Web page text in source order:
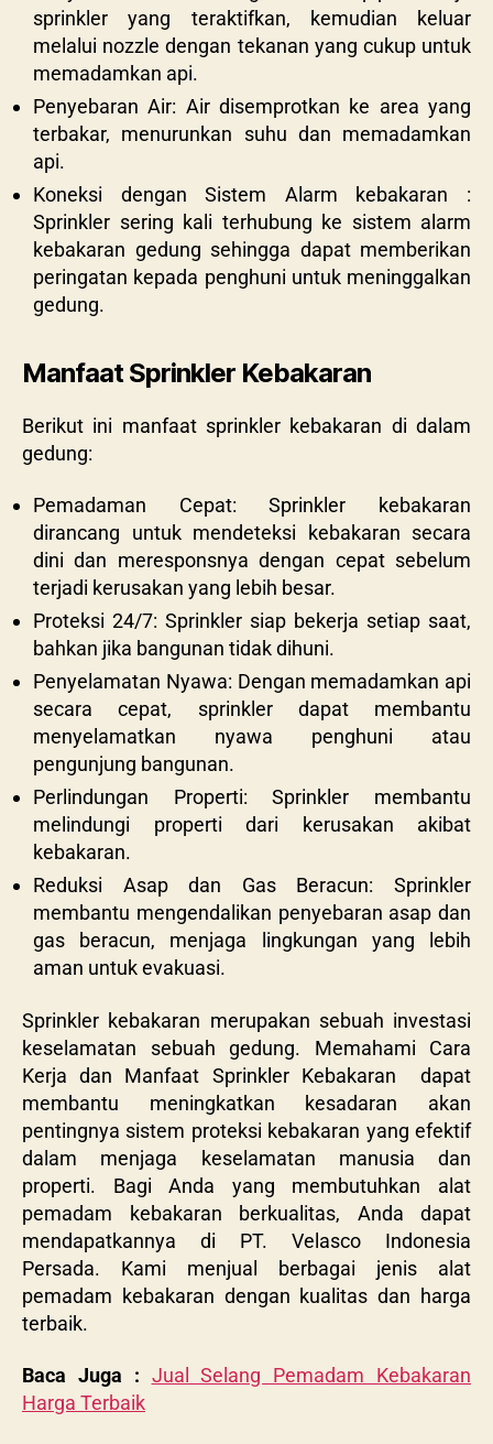
sprinkler yang teraktifkan, kemudian keluar
melalui nozzle dengan tekanan yang cukup untuk
memadamkan api.
Penyebaran Air: Air disemprotkan ke area yang
terbakar, menurunkan suhu dan memadamkan
api.
Koneksi dengan Sistem Alarm kebakaran :
Sprinkler sering kali terhubung ke sistem alarm
kebakaran gedung sehingga dapat memberikan
peringatan kepada penghuni untuk meninggalkan
gedung.
Manfaat Sprinkler Kebakaran
Berikut ini manfaat sprinkler kebakaran di dalam
gedung:
Pemadaman Cepat: Sprinkler kebakaran
dirancang untuk mendeteksi kebakaran secara
dini dan meresponsnya dengan cepat sebelum
terjadi kerusakan yang lebih besar.
Proteksi 24/7: Sprinkler siap bekerja setiap saat,
bahkan jika bangunan tidak dihuni.
Penyelamatan Nyawa: Dengan memadamkan api
secara cepat, sprinkler dapat membantu
menyelamatkan nyawa penghuni atau
pengunjung bangunan.
Perlindungan Properti: Sprinkler membantu
melindungi properti dari kerusakan akibat
kebakaran.
Reduksi Asap dan Gas Beracun: Sprinkler
membantu mengendalikan penyebaran asap dan
gas beracun, menjaga lingkungan yang lebih
aman untuk evakuasi.
Sprinkler kebakaran merupakan sebuah investasi
keselamatan sebuah gedung. Memahami Cara
Kerja dan Manfaat Sprinkler Kebakaran dapat
membantu meningkatkan kesadaran akan
pentingnya sistem proteksi kebakaran yang efektif
dalam menjaga keselamatan manusia dan
properti. Bagi Anda yang membutuhkan alat
pemadam kebakaran berkualitas, Anda dapat
mendapatkannya di PT. Velasco Indonesia
Persada. Kami menjual berbagai jenis alat
pemadam kebakaran dengan kualitas dan harga
terbaik.
Baca Juga : Jual Selang Pemadam Kebakaran
Harga Terbaik